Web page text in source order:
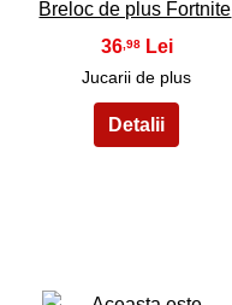
Breloc de plus Fortnite
36,98
Jucarii de plus